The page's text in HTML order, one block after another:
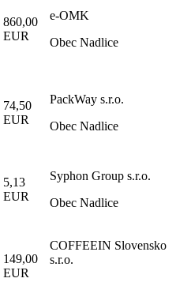
860,00
EUR
e-OMK
Obec Nadlice
74,50
EUR
PackWay s.r.o.
Obec Nadlice
5,13
EUR
Syphon Group s.r.o.
Obec Nadlice
149,00
EUR
COFFEEIN Slovensko
s.r.o.